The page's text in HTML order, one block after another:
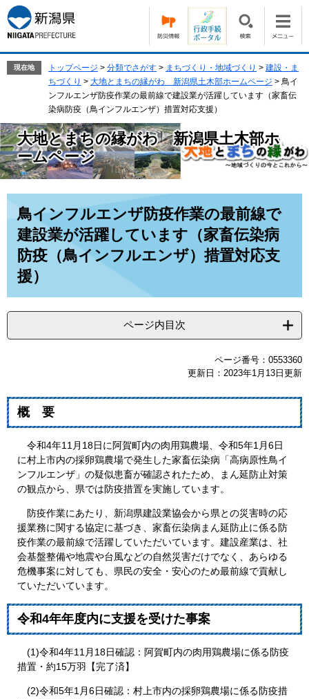
ー
ジ
の
ニ
ュ
ー
て
本
文
へ
現在地 トップページ > 分類でさがす > まちづくり・地域づくり > 建設・ま
ちづくり > 大地とまちの縁がわ 新潟県土木部ホームページ > 鳥イ
ンフルエンザ防疫作業の最前線で建設業が活躍しています（家畜伝
染病防疫（鳥インフルエンザ）措置対応支援）
大地とまちの縁がわ 新潟県土木部ホ
ームページ
鳥インフルエンザ防疫作業の最前線で
建設業が活躍しています（家畜伝染病
防疫（鳥インフルエンザ）措置対応支
援）
ページ内目次
ページ番号：0553360
更新日：2023年1月13日更新
概 要
令和4年11月18日に阿賀町内の肉用鶏農場、令和5年1月6日
に村上市内の採卵鶏農場で発生した家畜伝染病「高病原性鳥イ
ンフルエンザ」の疑似患畜が確認されたため、まん延防止対策
の観点から、県では防疫措置を実施しています。
防疫作業にあたり、新潟県建設業協会から県との災害時の応
援業務に関する協定に基づき、家畜伝染病まん延防止に係る防
疫作業の最前線で活躍していただいています。建設産業は、社
会基盤整備や地震や台風などの自然災害だけでなく、あらゆる
危機事案に対しても、県民の安全・安心のため最前線で貢献し
ていただいています。
令和4年年度内に支援を受けた事案
(1)令和4年11月18日確認：阿賀町内の肉用鶏農場に係る防疫
措置・約15万羽【完了済】
(2)令和5年1月6日確認：村上市内の採卵鶏農場に係る防疫措